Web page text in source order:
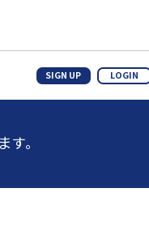
SIGN UP LOGIN
。